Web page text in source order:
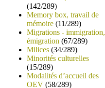
(142/289)
Memory box, travail de
mémoire (11/289)
Migrations - immigration,
émigration (67/289)
Milices (34/289)
Minorités culturelles
(15/289)
Modalités d’accueil des
OEV (58/289)